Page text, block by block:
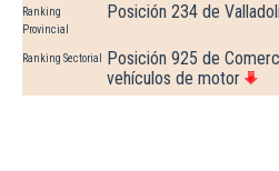
Ranking
Provincial
Posición 234 de
Ranking Sectorial
Posición 925 de
vehículos de motor